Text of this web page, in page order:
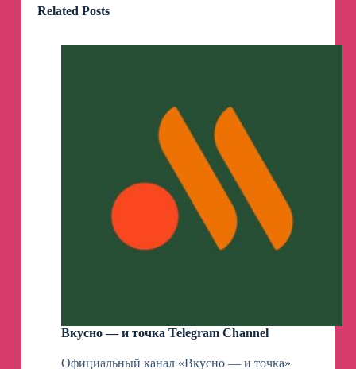
🙌🏻 @vasilymishlen
- 2 веточки базилика
- 2 столовые ложки оливкового масла
- Рис (лучше всего “арборио» для ризотто)
- Куриный бульон 500 миллилитров
- Лук репчатый 1 шт.
- Чеснок 4-5 зубчиков
- 1 столовая ложка сливочного масла
- Сыр пармезан 50 грамм
Реально🤣🤣🤣
Related Posts
Вкусно — и точка Telegram Channel
Официальный канал «Вкусно — и точка»